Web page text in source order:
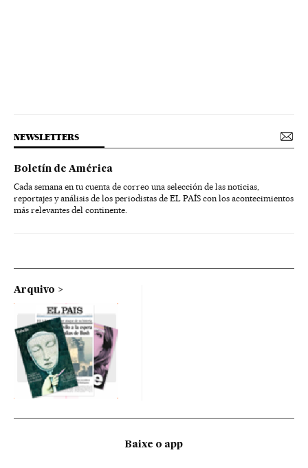
NEWSLETTERS
Boletín de América
Cada semana en tu cuenta de correo una selección de las noticias,
reportajes y análisis de los periodistas de EL PAÍS con los acontecimientos
más relevantes del continente.
Arquivo
Baixe o app